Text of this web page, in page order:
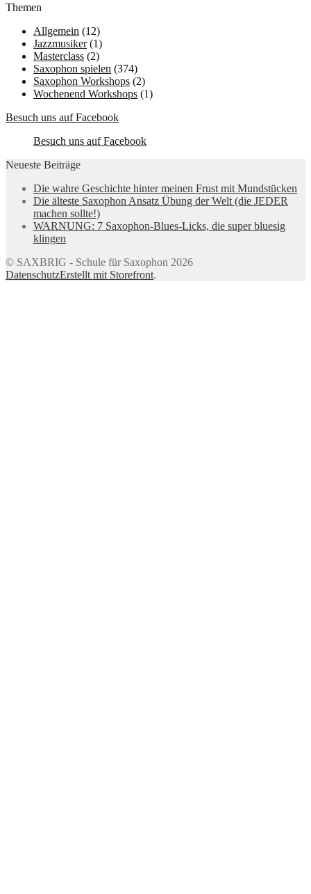
Themen
Allgemein (12)
Jazzmusiker(1)
Masterclass (2)
Saxophon spielen (374)
Saxophon Workshops (2)
Wochenend Workshops (1)
Besuch uns auf Facebook
Besuch uns auf Facebook
Neueste Beiträge
Die wahre Geschichte hinter meinen Frust mit Mundstücken
Die älteste Saxophon Ansatz Übung der Welt (die JEDER
machen sollte!)
WARNUNG: 7 Saxophon-Blues-Licks, die super bluesig
klingen
© SAXBRIG - Schule für Saxophon 2026
DatenschutzErstellt mit Storefront.